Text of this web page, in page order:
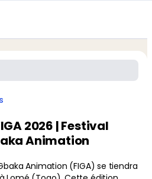
2026 | Festival
Animation
Animation (FIGA) se tiendra